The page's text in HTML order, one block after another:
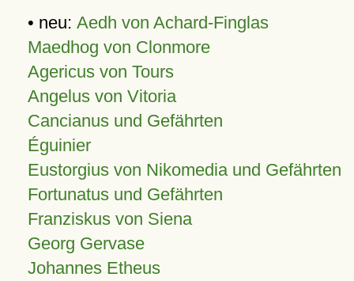
• neu: Aedh von Achard-Finglas
Maedhog von Clonmore
Agericus von Tours
Angelus von Vitoria
Cancianus und Gefährten
Éguinier
Eustorgius von Nikomedia und Gefährten
Fortunatus und Gefährten
Franziskus von Siena
Georg Gervase
Johannes Etheus